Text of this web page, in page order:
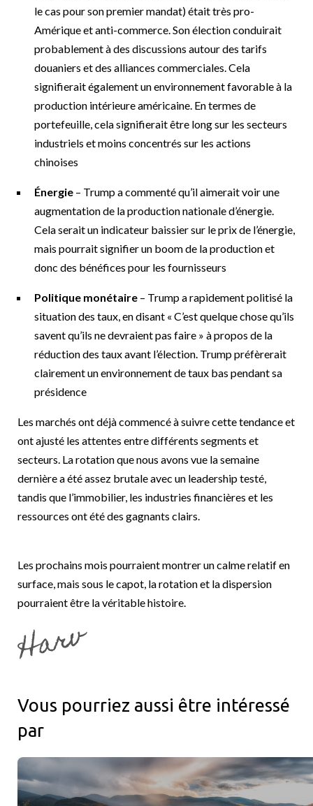
le cas pour son premier mandat) était très pro-
Amérique et anti-commerce. Son élection conduirait
probablement à des discussions autour des tarifs
douaniers et des alliances commerciales. Cela
signifierait également un environnement favorable à la
production intérieure américaine. En termes de
portefeuille, cela signifierait être long sur les secteurs
industriels et moins concentrés sur les actions
chinoises
Énergie– Trump a commenté qu’il aimerait voir une
augmentation de la production nationale d’énergie.
Cela serait un indicateur baissier sur le prix de l’énergie,
mais pourrait signifier un boom de la production et
donc des bénéfices pour les fournisseurs
Politique monétaire– Trump a rapidement politisé la
situation des taux, en disant « C’est quelque chose qu’ils
savent qu’ils ne devraient pas faire » à propos de la
réduction des taux avant l’élection. Trump préfèrerait
clairement un environnement de taux bas pendant sa
présidence
Les marchés ont déjà commencé à suivre cette tendance et
ont ajusté les attentes entre différents segments et
secteurs. La rotation que nous avons vue la semaine
dernière a été assez brutale avec un leadership testé,
tandis que l’immobilier, les industries financières et les
ressources ont été des gagnants clairs.
Les prochains mois pourraient montrer un calme relatif en
surface, mais sous le capot, la rotation et la dispersion
pourraient être la véritable histoire.
Vous pourriez aussi être intéressé
par
Racines canadiennes et portée mondiale